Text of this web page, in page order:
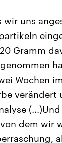
wir uns
Gramm
Wochen
verändert
dem wir